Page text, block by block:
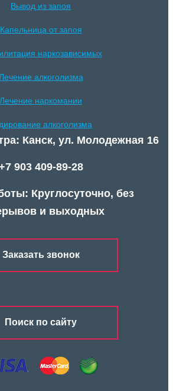
Вывод из запоя
Капельница от запоя
наркозависимых
Лечение алкоголизма
Лечение наркомании
алкоголизма
Канск, ул. Молодежная 16
903 409-89-28
Круглосуточно, без
и выходных
Заказать звонок
Поиск по сайту